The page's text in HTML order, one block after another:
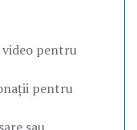
video pentru
pentru